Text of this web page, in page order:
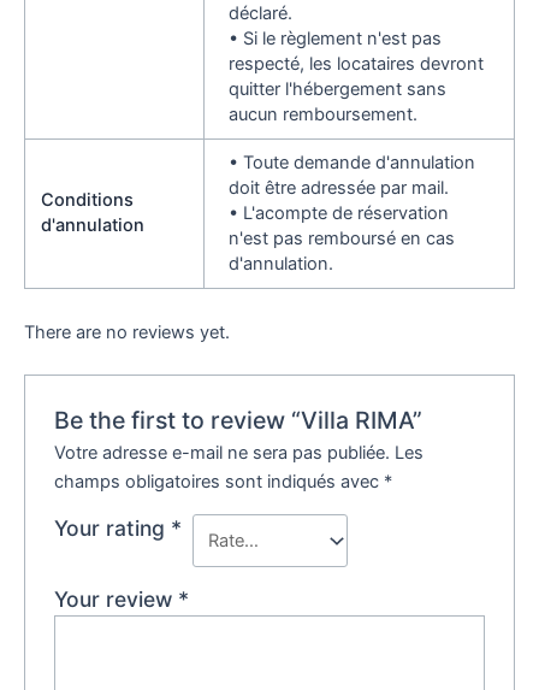
déclaré.
• Si le règlement n'est pas
respecté, les locataires devront
quitter l'hébergement sans
aucun remboursement.
Conditions
d'annulation
• Toute demande d'annulation
doit être adressée par mail.
• L'acompte de réservation
n'est pas remboursé en cas
d'annulation.
There are no reviews yet.
Be the first to review “Villa RIMA”
Votre adresse e-mail ne sera pas publiée. Les
champs obligatoires sont indiqués avec *
Your rating *
Your review *